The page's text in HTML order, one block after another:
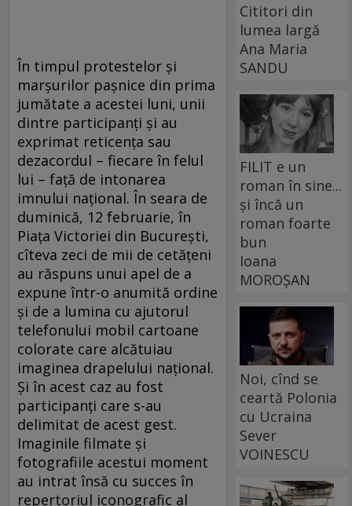
În timpul protestelor și
marșurilor pașnice din prima
jumătate a acestei luni, unii
dintre participanți și au
exprimat reticența sau
dezacordul – fiecare în felul
lui – față de intonarea
imnului național. În seara de
duminică, 12 februarie, în
Piața Victoriei din București,
cîteva zeci de mii de cetățeni
au răspuns unui apel de a
expune într-o anumită ordine
și de a lumina cu ajutorul
telefonului mobil cartoane
colorate care alcătuiau
imaginea drapelului național.
Și în acest caz au fost
participanți care s-au
delimitat de acest gest.
Imaginile filmate și
fotografiile acestui moment
au intrat însă cu succes în
repertoriul iconografic al
Cititori din
lumea largă
Ana Maria
SANDU
FILIT e un
roman în sine...
și încă un
roman foarte
bun
Ioana
MOROȘAN
Noi, cînd se
ceartă Polonia
cu Ucraina
Sever
VOINESCU